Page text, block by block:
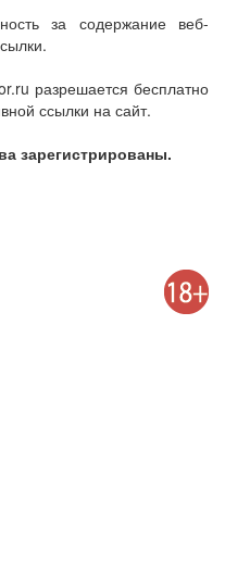
за содержание веб-
разрешается бесплатно
ссылки на сайт.
зарегистрированы.